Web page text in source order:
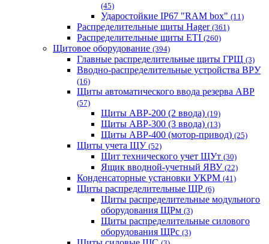
(45)
Ударостойкие IP67 "RAM box" (11)
Распределительные щиты Hager (361)
Распределительные щиты ETI (260)
Щитовое оборудование (394)
Главные распределительные щиты ГРЩ (3)
Вводно-распределительные устройства ВРУ
(16)
Щиты автоматического ввода резерва АВР
(57)
Щиты АВР-200 (2 ввода) (19)
Щиты АВР-300 (3 ввода) (13)
Щиты АВР-400 (мотор-привод) (25)
Щиты учета ЩУ (52)
Щит технического учет ЩУт (30)
Ящик вводной-учетный ЯВУ (22)
Конденсаторные установки УКРМ (41)
Щиты распределительные ЩР (6)
Щиты распределительные модульного
оборудования ЩРм (3)
Щиты распределительные силового
оборудования ЩРс (3)